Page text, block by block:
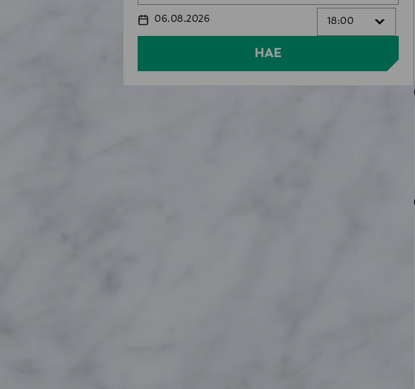
06.08.2026 18:00
HAE